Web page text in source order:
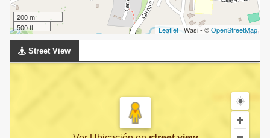
200 m
500 ft
Leaflet | Wasi - ©OpenStreetMap
Street View